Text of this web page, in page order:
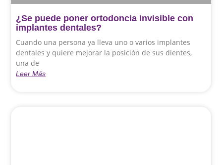
¿Se puede poner ortodoncia invisible con
implantes dentales?
Cuando una persona ya lleva uno o varios implantes
dentales y quiere mejorar la posición de sus dientes,
una de
Leer Más